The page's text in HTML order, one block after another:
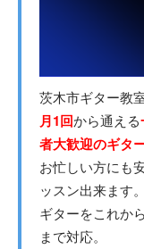
茨木市ギター教
月1回から通える
者大歓迎のギタ
お忙しい方にも
ッスン出来ます。
ギターをこれか
まで対応。